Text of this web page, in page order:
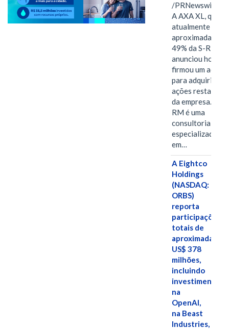
/PRNewswire/ --
A AXA XL, que
atualmente
49% da S-RM,
anunciou hoje
firmou um
para adquirir as
ações restantes
da empresa. A S-
RM é uma
consultoria
especializada
em…
A Eightco
Holdings
(NASDAQ:
ORBS)
reporta
participações
totais de
US$ 378
milhões,
incluindo
investimentos
na
OpenAI,
na Beast
Industries,